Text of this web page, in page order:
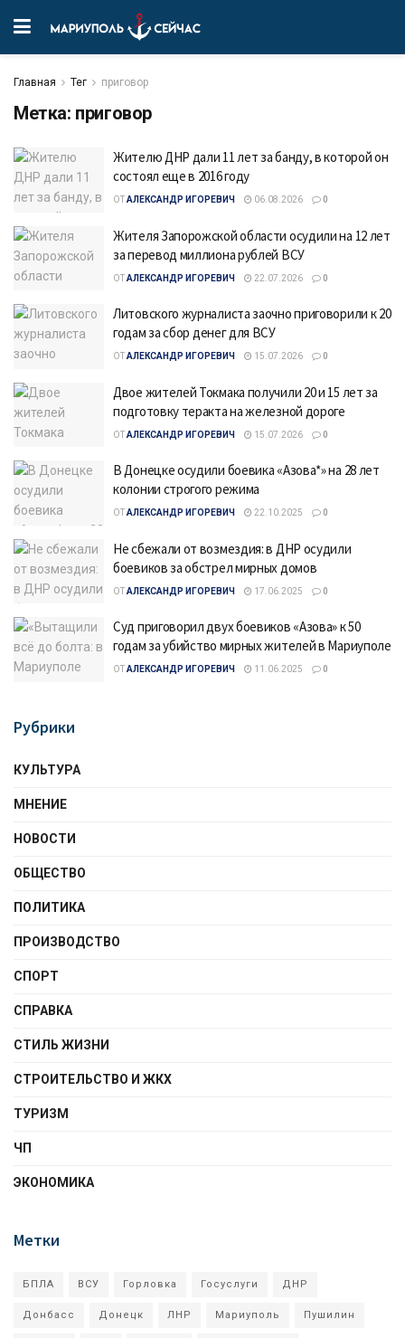
Главная Тег приговор
Метка: приговор
Жителю ДНР дали 11 лет за банду, в которой он
состоял еще в 2016 году
ОТАЛЕКСАНДР ИГОРЕВИЧ 06.08.2026 0
Жителя Запорожской области осудили на 12 лет
за перевод миллиона рублей ВСУ
ОТАЛЕКСАНДР ИГОРЕВИЧ 22.07.2026 0
Литовского журналиста заочно приговорили к 20
годам за сбор денег для ВСУ
ОТАЛЕКСАНДР ИГОРЕВИЧ 15.07.2026 0
Двое жителей Токмака получили 20 и 15 лет за
подготовку теракта на железной дороге
ОТАЛЕКСАНДР ИГОРЕВИЧ 15.07.2026 0
В Донецке осудили боевика «Азова*» на 28 лет
колонии строгого режима
ОТАЛЕКСАНДР ИГОРЕВИЧ 22.10.2025 0
Не сбежали от возмездия: в ДНР осудили
боевиков за обстрел мирных домов
ОТАЛЕКСАНДР ИГОРЕВИЧ 17.06.2025 0
Суд приговорил двух боевиков «Азова» к 50
годам за убийство мирных жителей в Мариуполе
ОТАЛЕКСАНДР ИГОРЕВИЧ 11.06.2025 0
Рубрики
КУЛЬТУРА
МНЕНИЕ
НОВОСТИ
ОБЩЕСТВО
ПОЛИТИКА
ПРОИЗВОДСТВО
СПОРТ
СПРАВКА
СТИЛЬ ЖИЗНИ
СТРОИТЕЛЬСТВО И ЖКХ
ТУРИЗМ
ЧП
ЭКОНОМИКА
Метки
БПЛА ВСУ Горловка Госуслуги ДНР
Донбасс Донецк ЛНР Мариуполь Пушилин